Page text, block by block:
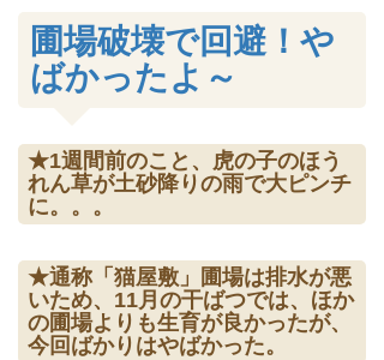
圃場破壊で回避！や
ばかったよ～
★1週間前のこと、虎の子のほう
れん草が土砂降りの雨で大ピンチ
に。。。
★通称「猫屋敷」圃場は排水が悪
いため、11月の干ばつでは、ほか
の圃場よりも生育が良かったが、
今回ばかりはやばかった。